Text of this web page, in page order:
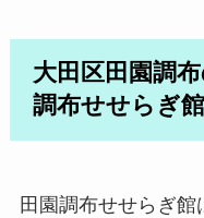
大田区田園調
調布せせらぎ館
田園調布せせらぎ館